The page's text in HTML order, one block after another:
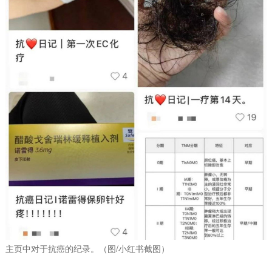
主页中对于抗癌的纪录。（图/小红书截图）